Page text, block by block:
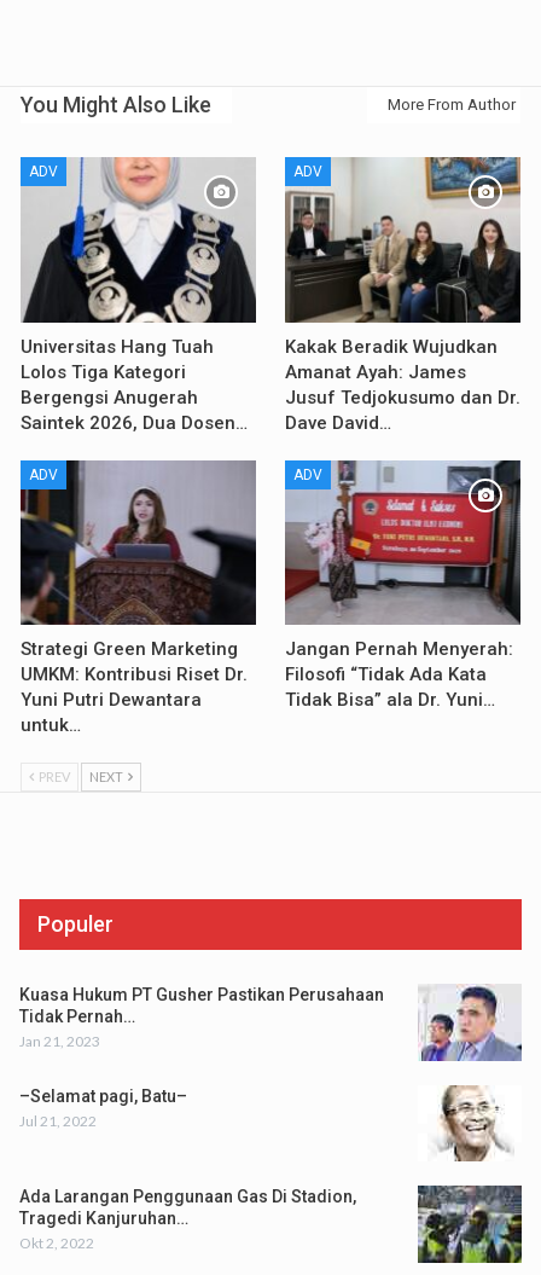
You Might Also Like More From Author
ADV
Universitas Hang Tuah
Lolos Tiga Kategori
Bergengsi Anugerah
Saintek 2026, Dua Dosen…
ADV
Kakak Beradik Wujudkan
Amanat Ayah: James
Jusuf Tedjokusumo dan Dr.
Dave David…
ADV
Strategi Green Marketing
UMKM: Kontribusi Riset Dr.
Yuni Putri Dewantara
untuk…
ADV
Jangan Pernah Menyerah:
Filosofi “Tidak Ada Kata
Tidak Bisa” ala Dr. Yuni…
PREV NEXT
Populer
Kuasa Hukum PT Gusher Pastikan Perusahaan
Tidak Pernah…
Jan 21, 2023
–Selamat pagi, Batu–
Jul 21, 2022
Ada Larangan Penggunaan Gas Di Stadion,
Tragedi Kanjuruhan…
Okt 2, 2022